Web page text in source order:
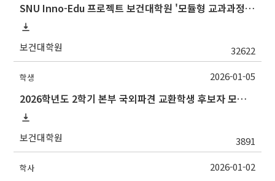
SNU Inno-Edu 프로젝트 보건대학원 '모듈형 교과과정' 안내(revised 2022/2/28)
보건대학원 32622
학생
2026학년도 2학기 본부 국외파견 교환학생 후보자 모집 안내
보건대학원 3891
2026-01-05
학사 2026-01-02